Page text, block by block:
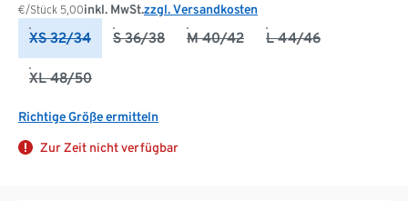
€/Stück 5,00inkl. MwSt.zzgl. Versandkosten
XS 32/34 S 36/38 M 40/42 L 44/46
XL 48/50
Richtige Größe ermitteln
Zur Zeit nicht verfügbar